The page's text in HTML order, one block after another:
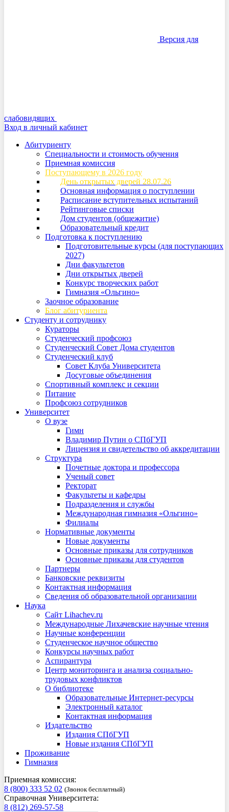
Версия для
слабовидящих
Вход в личный кабинет
Абитуриенту
Специальности и стоимость обучения
Приемная комиссия
Поступающему в 2026 году
День открытых дверей 28.07.26
Основная информация о поступлении
Расписание вступительных испытаний
Рейтинговые списки
Дом студентов (общежитие)
Образовательный кредит
Подготовка к поступлению
Подготовительные курсы (для поступающих
2027)
Дни факультетов
Дни открытых дверей
Конкурс творческих работ
Гимназия «Ольгино»
Заочное образование
Блог абитуриента
Студенту и сотруднику
Кураторы
Студенческий профсоюз
Студенческий Совет Дома студентов
Студенческий клуб
Совет Клуба Университета
Досуговые объединения
Спортивный комплекс и секции
Питание
Профсоюз сотрудников
Университет
О вузе
Гимн
Владимир Путин о СПбГУП
Лицензия и свидетельство об аккредитации
Структура
Почетные доктора и профессора
Ученый совет
Ректорат
Факультеты и кафедры
Подразделения и службы
Международная гимназия «Ольгино»
Филиалы
Нормативные документы
Новые документы
Основные приказы для сотрудников
Основные приказы для студентов
Партнеры
Банковские реквизиты
Контактная информация
Сведения об образовательной организации
Наука
Сайт Lihachev.ru
Международные Лихачевские научные чтения
Научные конференции
Студенческое научное общество
Конкурсы научных работ
Аспирантура
Центр мониторинга и анализа социально-
трудовых конфликтов
О библиотеке
Образовательные Интернет-ресурсы
Электронный каталог
Контактная информация
Издательство
Издания СПбГУП
Новые издания СПбГУП
Проживание
Гимназия
Приемная комиссия:
8 (800) 333 52 02 (Звонок бесплатный)
Справочная Университета:
8 (812) 269-57-58